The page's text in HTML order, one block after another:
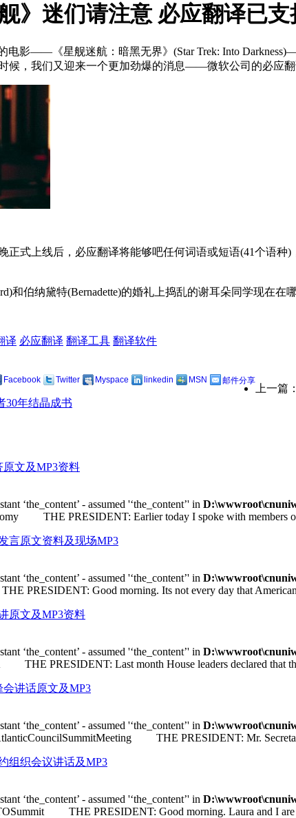
》迷们请注意 必应翻译已支
电影——《星舰迷航：暗黑无界》(Star Trek: Into
候，我们又迎来一个更加劲爆的消息——微软公司的必应翻
正式上线后，必应翻译将能够吧任何词语或短语(41个语
和伯纳黛特(Bernadette)的婚礼上捣乱的谢耳朵同学现在在
译 必应翻译 翻译工具 翻译软件
Facebook Twitter Myspace linkedin MSN 邮件分享
上一篇：
30年结晶成书
原文及MP3资料
‘the_content’ - assumed '‘the_content’' in
THE PRESIDENT: Earlier today I spoke with members
言原文资料及现场MP3
‘the_content’ - assumed '‘the_content’' in
PRESIDENT: Good morning. Its not every day that
原文及MP3资料
‘the_content’ - assumed '‘the_content’' in
THE PRESIDENT: Last month House leaders declared that
讲话原文及MP3
‘the_content’ - assumed '‘the_content’' in
THE PRESIDENT: Mr.
组织会议讲话及MP3
‘the_content’ - assumed '‘the_content’' in
THE PRESIDENT: Good morning. Laura and I are